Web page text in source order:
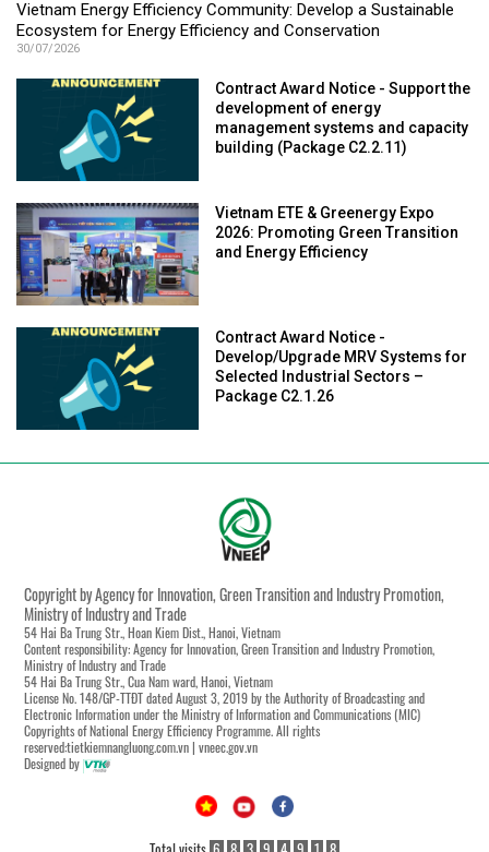
Vietnam Energy Efficiency Community: Develop a Sustainable
Ecosystem for Energy Efficiency and Conservation
30/07/2026
Contract Award Notice - Support the
development of energy
management systems and capacity
building (Package C2.2.11)
Vietnam ETE & Greenergy Expo
2026: Promoting Green Transition
and Energy Efficiency
Contract Award Notice -
Develop/Upgrade MRV Systems for
Selected Industrial Sectors –
Package C2.1.26
Copyright by Agency for Innovation, Green Transition and Industry Promotion,
Ministry of Industry and Trade
54 Hai Ba Trung Str., Hoan Kiem Dist., Hanoi, Vietnam
Content responsibility: Agency for Innovation, Green Transition and Industry Promotion,
Ministry of Industry and Trade
54 Hai Ba Trung Str., Cua Nam ward, Hanoi, Vietnam
License No. 148/GP-TTĐT dated August 3, 2019 by the Authority of Broadcasting and
Electronic Information under the Ministry of Information and Communications (MIC)
Copyrights of National Energy Efficiency Programme. All rights
reserved:tietkiemnangluong.com.vn | vneec.gov.vn
Designed by